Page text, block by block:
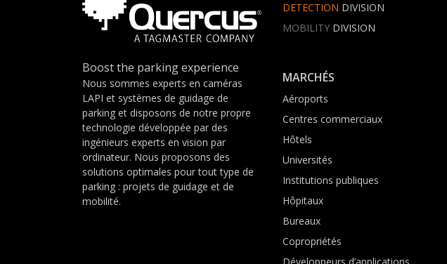
Boost the parking experience
Nous sommes experts en caméras
LAPI et systèmes de guidage de
parking et disposons de notre propre
technologie développée par des
ingénieurs experts en vision par
ordinateur. Nous proposons des
solutions optimales pour tout type de
parking : projets de guidage et de
mobilité.
DETECTION DIVISION
MOBILITY DIVISION
MARCHÉS
Aéroports
Centres commerciaux
Hôtels
Universités
Institutions publiques
Hôpitaux
Bureaux
Copropriétés